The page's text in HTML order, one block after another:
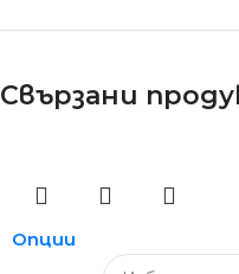
Свързани
Опции